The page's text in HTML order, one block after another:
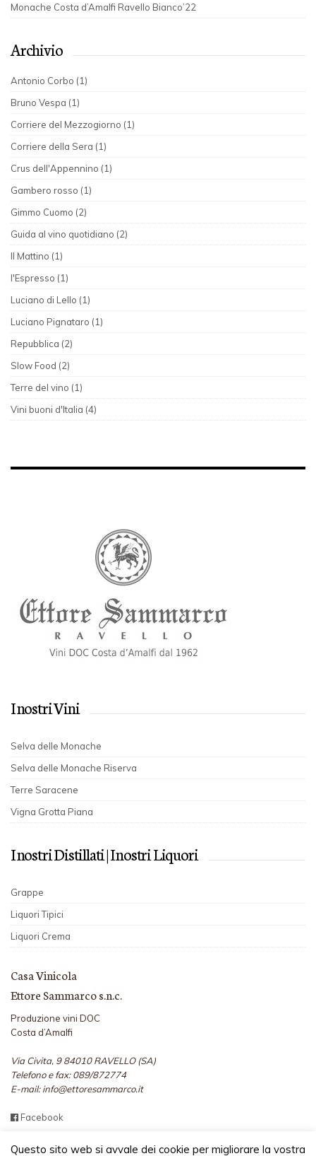
Monache Costa d’Amalfi Ravello Bianco’22
Archivio
Antonio Corbo (1)
Bruno Vespa (1)
Corriere del Mezzogiorno (1)
Corriere della Sera (1)
Crus dell'Appennino (1)
Gambero rosso (1)
Gimmo Cuomo (2)
Guida al vino quotidiano (2)
Il Mattino (1)
l'Espresso (1)
Luciano di Lello (1)
Luciano Pignataro (1)
Repubblica (2)
Slow Food (2)
Terre del vino (1)
Vini buoni d'Italia (4)
I nostri Vini
Selva delle Monache
Selva delle Monache Riserva
Terre Saracene
Vigna Grotta Piana
I nostri Distillati | I nostri Liquori
Grappe
Liquori Tipici
Liquori Crema
Casa Vinicola
Ettore Sammarco s.n.c.
Produzione vini DOC
Costa d’Amalfi
Via Civita, 9 84010 RAVELLO (SA)
Telefono e fax: 089/872774
E-mail: info@ettoresammarco.it
Facebook
Questo sito web si avvale dei cookie per migliorare la vostra